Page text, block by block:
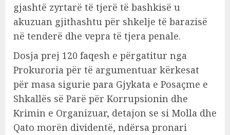
gjashtë zyrtarë të tjerë të bashkisë u
akuzuan gjithashtu për shkelje të barazisë
në tenderë dhe vepra të tjera penale.
Dosja prej 120 faqesh e përgatitur nga
Prokuroria për të argumentuar kërkesat
për masa sigurie para Gjykata e Posaçme e
Shkallës së Parë për Korrupsionin dhe
Krimin e Organizuar, detajon se si Molla dhe
Qato morën dividentë, ndërsa pronari